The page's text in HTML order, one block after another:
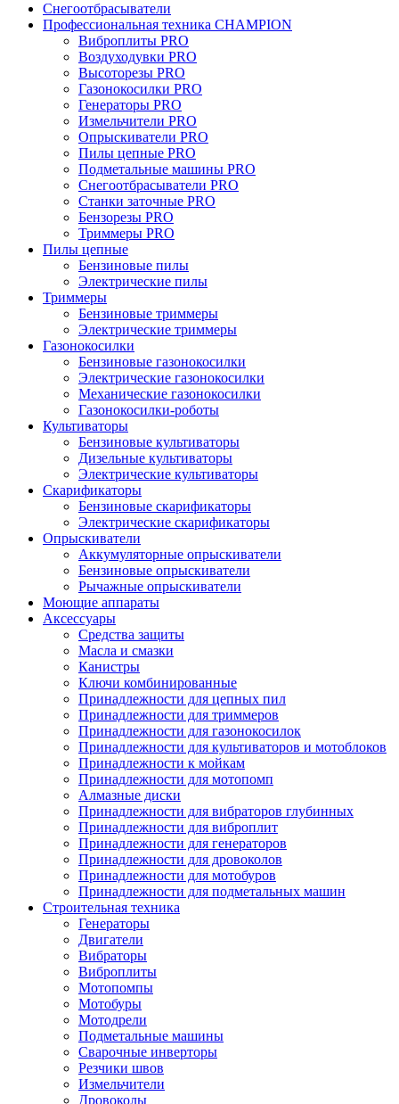
Снегоотбрасыватели
Профессиональная техника CHAMPION
Виброплиты PRO
Воздуходувки PRO
Высоторезы PRO
Газонокосилки PRO
Генераторы PRO
Измельчители PRO
Опрыскиватели PRO
Пилы цепные PRO
Подметальные машины PRO
Снегоотбрасыватели PRO
Станки заточные PRO
Бензорезы PRO
Триммеры PRO
Пилы цепные
Бензиновые пилы
Электрические пилы
Триммеры
Бензиновые триммеры
Электрические триммеры
Газонокосилки
Бензиновые газонокосилки
Электрические газонокосилки
Механические газонокосилки
Газонокосилки-роботы
Культиваторы
Бензиновые культиваторы
Дизельные культиваторы
Электрические культиваторы
Скарификаторы
Бензиновые скарификаторы
Электрические скарификаторы
Опрыскиватели
Аккумуляторные опрыскиватели
Бензиновые опрыскиватели
Рычажные опрыскиватели
Моющие аппараты
Аксессуары
Средства защиты
Масла и смазки
Канистры
Ключи комбинированные
Принадлежности для цепных пил
Принадлежности для триммеров
Принадлежности для газонокосилок
Принадлежности для культиваторов и мотоблоков
Принадлежности к мойкам
Принадлежности для мотопомп
Алмазные диски
Принадлежности для вибраторов глубинных
Принадлежности для виброплит
Принадлежности для генераторов
Принадлежности для дровоколов
Принадлежности для мотобуров
Принадлежности для подметальных машин
Строительная техника
Генераторы
Двигатели
Вибраторы
Виброплиты
Мотопомпы
Мотобуры
Мотодрели
Подметальные машины
Сварочные инверторы
Резчики швов
Измельчители
Дровоколы